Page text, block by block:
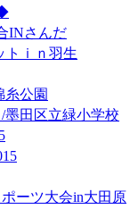
INさんだ
トｉｎ羽生
公園
田区立緑小学校
ーツ大会in大田原